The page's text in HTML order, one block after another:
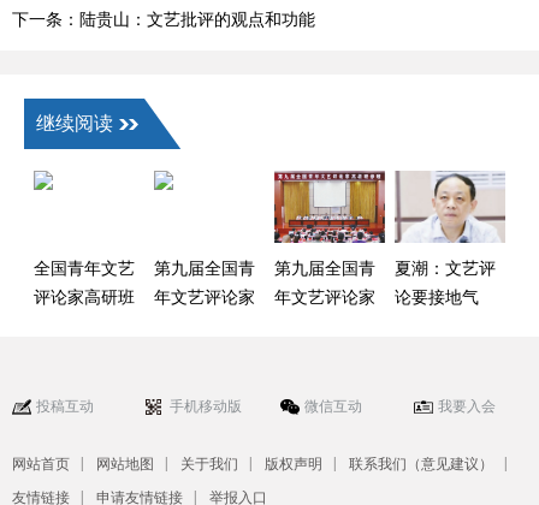
下一条：陆贵山：文艺批评的观点和功能
继续阅读
全国青年文艺
评论家高研班
第九届全国青
年文艺评论家
第九届全国青
年文艺评论家
夏潮：文艺评
论要接地气
投稿互动 手机移动版 微信互动 我要入会
网站首页 | 网站地图 | 关于我们 | 版权声明 | 联系我们（意见建议） |
友情链接 | 申请友情链接 | 举报入口